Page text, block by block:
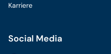
Karriere
Social Media